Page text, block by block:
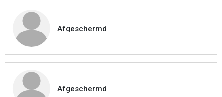
Afgeschermd
Afgeschermd